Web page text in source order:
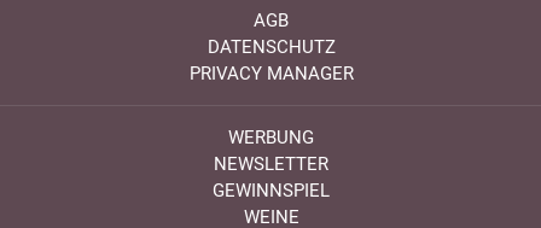
AGB
DATENSCHUTZ
PRIVACY MANAGER
WERBUNG
NEWSLETTER
GEWINNSPIEL
WEINE